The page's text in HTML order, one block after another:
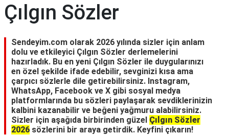
RÜYA
TABİRLERİ
GEZİLECEK
YERLER
BLOG
Çılgın Sözler
Sendeyim.com olarak 2026 yılında sizler için anlam
dolu ve etkileyici Çılgın Sözler derlemelerini
hazırladık. Bu en yeni Çılgın Sözler ile duygularınızı
en özel şekilde ifade edebilir, sevginizi kısa ama
çarpıcı sözlerle dile getirebilirsiniz. Instagram,
WhatsApp, Facebook ve X gibi sosyal medya
platformlarında bu sözleri paylaşarak sevdiklerinizin
kalbini kazanabilir ve beğeni yağmuru alabilirsiniz.
Sizler için aşağıda birbirinden güzel Çılgın Sözler
2026 sözlerini bir araya getirdik. Keyfini çıkarın!